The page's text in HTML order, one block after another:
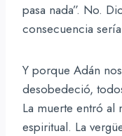
pasa nada”. No.
consecuencia
Y porque Adán
desobedeció,
La muerte entró
espiritual. La